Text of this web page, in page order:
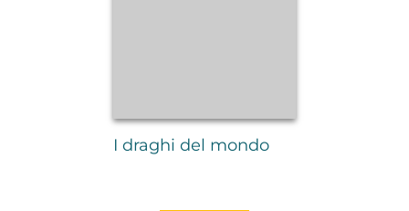
I draghi del mondo